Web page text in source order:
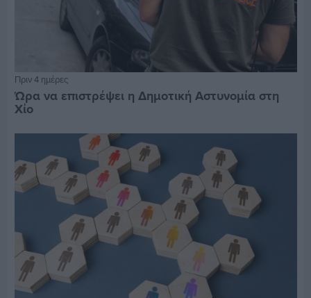
Πριν 4 ημέρες
Ώρα να επιστρέψει η Δημοτική Αστυνομία στη
Χίο